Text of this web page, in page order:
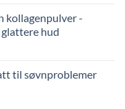
kollagenpulver -
hud
til søvnproblemer